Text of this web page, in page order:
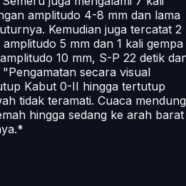
amplitudo 4-8 mm dan lama
Kemudian juga tercatat 2
5 mm dan 1 kali gempa
10 mm, S-P 22 detik
secara visual
Kabut 0-II hingga tertutup
tidak teramati. Cuaca mendung
hingga sedang ke arah barat